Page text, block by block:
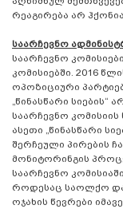
რეაგირება არ
საარჩევნო
საარჩევნო
კომისიებში. 2016
ოპოზიციური
„წინასწარი
საარჩევნო კომისიის
ასეთი „წინასწარი
შერჩეული პირების
მონიტორინგის
საარჩევნო
როდესაც საოლქო და
ოჯახის წევრები